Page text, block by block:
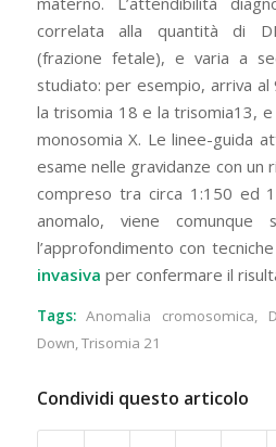
correlata alla quantità di
(frazione fetale), e varia a
studiato: per esempio, arriva
la trisomia 18 e la trisomia13,
monosomia X. Le linee-guida
esame nelle gravidanze con un
compreso tra circa 1:150 ed
anomalo, viene comunque
l’approfondimento con
invasiva per confermare il
Tags: Anomalia cromosomica,
Down,Trisomia 21
Condividi questo articolo